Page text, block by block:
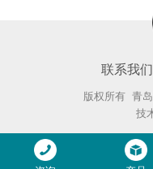
联系我们
版权所有 青
技